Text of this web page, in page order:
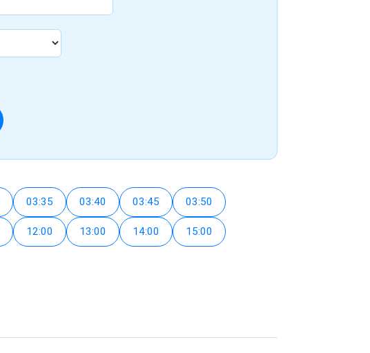
03:35 03:40 03:45 03:50
12:00 13:00 14:00 15:00